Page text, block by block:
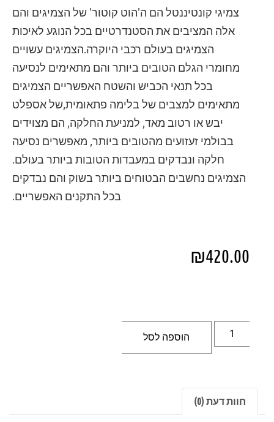
צמיגי קונטיננטל הם ה'הוט קוטור' של הצמיגים והם
אלה המציבים את הסטנדרטיים בכל הנוגע לאיכות
הצמיגים בעולם רכבי היוקרה.הצמיגים עשויים
מחומרי הגלם הטובים ביותר והם מתאימים לנסיעה
בכל תנאי הכביש והשטח האפשריים הצמיגים
מתאימים למצבים של בלימה פתאומית,של אספלט
יבש או רטוב מאד, למניעת החלקה, הם מצוידים
בבולמי זעזועים מהטובים ביותר, מאפשרים נסיעה
חלקה ונבדקים במעבדות הטובות ביותר בעולם.
הצמיגים נחשבים הבטוחים ביותר בשוק והם נבדקים
בכל התקנים האפשריים.
₪420.00
הוספה לסל
חוות דעת (0)